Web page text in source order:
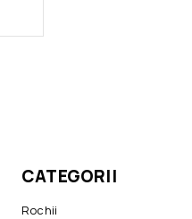
CATEGORII
Rochii